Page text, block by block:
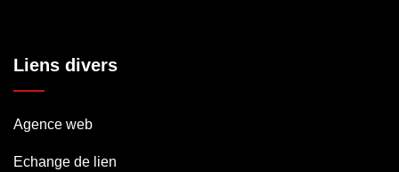
Liens divers
Agence web
Echange de lien